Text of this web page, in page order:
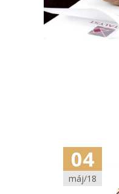
04
máj/18